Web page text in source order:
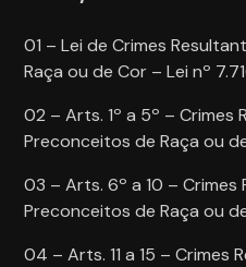
01 – Lei de Crimes
Raça ou de Cor – Lei nº
02 – Arts. 1º a 5º – Crimes
Preconceitos de Raça ou
03 – Arts. 6º a 10 – Crimes
Preconceitos de Raça ou
04 – Arts. 11 a 15 – Crimes